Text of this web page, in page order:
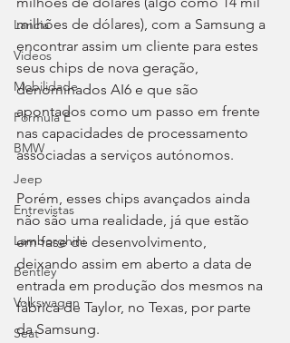
Lancia
Videos
Mobilidade
Fórmula E
BMW
Jeep
Entrevistas
Lamborghini
Bentley
Volkswagen
Seat
milhões de dólares), com a Samsung a
encontrar assim um cliente para estes
seus chips de nova geração,
denominados AI6 e que são
apontados como um passo em frente
nas capacidades de processamento
associadas a serviços autónomos.
Porém, esses chips avançados ainda
não são uma realidade, já que estão
em fase de desenvolvimento,
deixando assim em aberto a data de
entrada em produção dos mesmos na
fábrica de Taylor, no Texas, por parte
da Samsung.